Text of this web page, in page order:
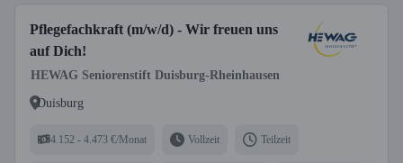
Pflegefachkraft (m/w/d) - Wir freuen uns
auf Dich!
HEWAG Seniorenstift Duisburg-Rheinhausen
Duisburg
4.152 - 4.473 €/Monat Vollzeit Teilzeit